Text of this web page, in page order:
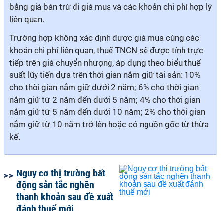
bằng giá bán trừ đi giá mua và các khoản chi phí hợp lý
liên quan.
Trường hợp không xác định được giá mua cùng các
khoản chi phí liên quan, thuế TNCN sẽ được tính trực
tiếp trên giá chuyển nhượng, áp dụng theo biểu thuế
suất lũy tiến dựa trên thời gian nắm giữ tài sản: 10%
cho thời gian nắm giữ dưới 2 năm; 6% cho thời gian
nắm giữ từ 2 năm đến dưới 5 năm; 4% cho thời gian
nắm giữ từ 5 năm đến dưới 10 năm; 2% cho thời gian
nắm giữ từ 10 năm trở lên hoặc có nguồn gốc từ thừa
kế.
Nguy cơ thị trường bất
động sản tắc nghẽn
thanh khoản sau đề xuất
đánh thuế mới